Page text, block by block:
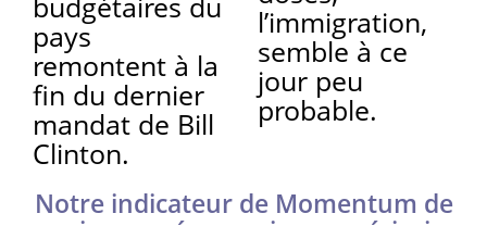
pays
remontent à la
fin du dernier
mandat de Bill
Clinton.
l’immigration,
semble à ce
jour peu
probable.
Notre indicateur de Momentum de